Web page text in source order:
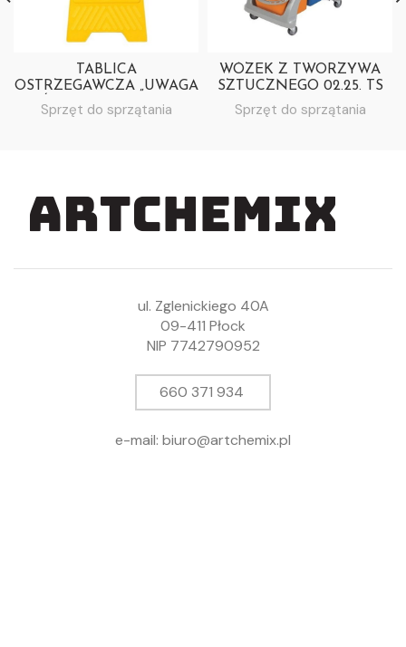
TABLICA
OSTRZEGAWCZA „UWAGA
ŚLISKA PODŁOGA”
Sprzęt do sprzątania
WÓZEK Z TWORZYWA
SZTUCZNEGO 02.25. TS
Sprzęt do sprzątania
ul. Zglenickiego 40A
09-411 Płock
NIP 7742790952
660 371 934
e-mail: biuro@artchemix.pl